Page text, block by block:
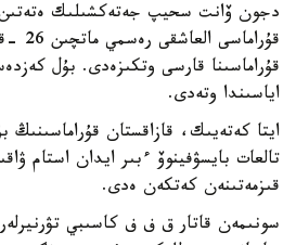
دجون ۆانت سحيپ جەتەكشىلىك ەتەتىن
قۇراماسىنا قارسى وتكىزەدى. بۇل
اياسىندا وتەدى.
ايتا كەتەيىك، قازاقستان
تالعات بايسۋفينوۆ ءبىر ايدان استام
قىزمەتىنەن كەتكەن ەدى.
سونىمەن قاتار ق ف ف كاسىبي